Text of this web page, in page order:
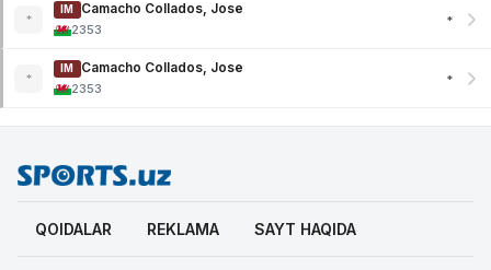
*
IM
Camacho Collados, Jose
2353
*
*
IM
Camacho Collados, Jose
2353
*
QOIDALAR REKLAMA SAYT HAQIDA